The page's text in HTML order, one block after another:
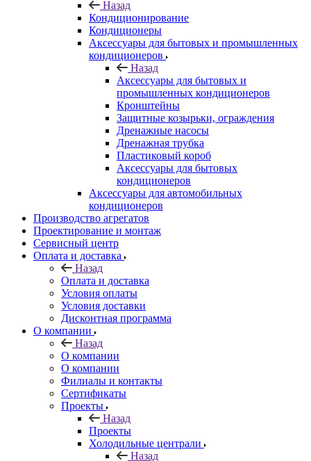
Назад
Кондиционирование
Кондиционеры
Аксессуары для бытовых и промышленных
кондиционеров
Назад
Аксессуары для бытовых и
промышленных кондиционеров
Кронштейны
Защитные козырьки, ограждения
Дренажные насосы
Дренажная трубка
Пластиковый короб
Аксессуары для бытовых
кондиционеров
Аксессуары для автомобильных
кондиционеров
Производство агрегатов
Проектирование и монтаж
Сервисный центр
Оплата и доставка
Назад
Оплата и доставка
Условия оплаты
Условия доставки
Дисконтная программа
О компании
Назад
О компании
О компании
Филиалы и контакты
Сертификаты
Проекты
Назад
Проекты
Холодильные централи
Назад